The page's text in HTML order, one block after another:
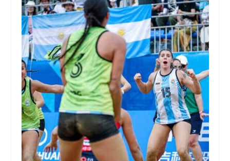
UNIVERSO CAD
NOTICIAS
CAD MEDIA
CAD FEDERAL